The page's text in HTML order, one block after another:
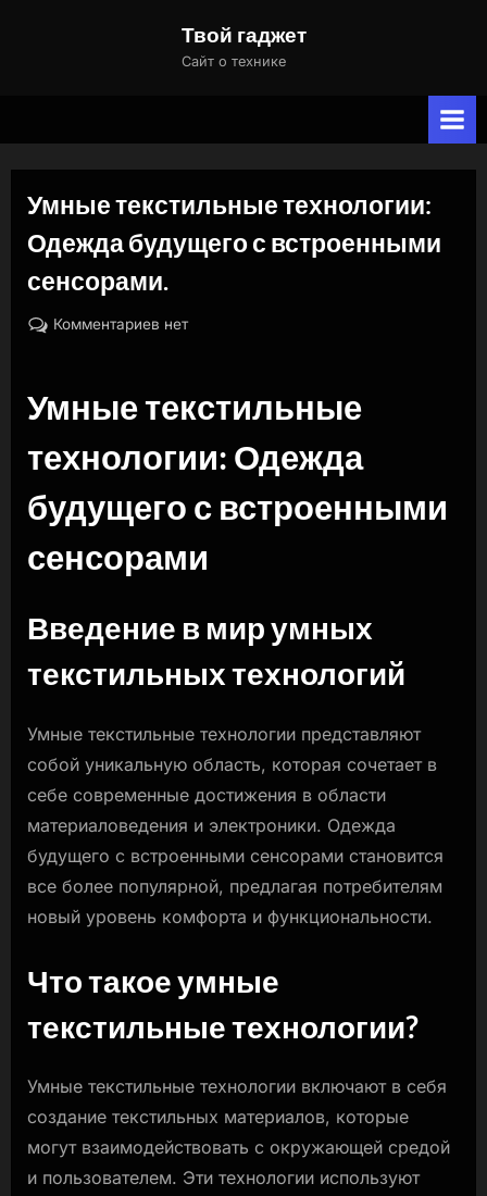
Твой гаджет
Сайт о технике
Умные текстильные технологии:
Одежда будущего с встроенными
сенсорами.
Posted
11.09.2024
By
naslili
Комментариев к
текстильные
технологии:
Одежда
будущего
с
встроенными
сенсорами.
нет
Умные текстильные
технологии: Одежда
будущего с встроенными
сенсорами
Введение в мир умных
текстильных технологий
Умные текстильные технологии представляют
собой уникальную область, которая сочетает в
себе современные достижения в области
материаловедения и электроники. Одежда
будущего с встроенными сенсорами становится
все более популярной, предлагая потребителям
новый уровень комфорта и функциональности.
Что такое умные
текстильные технологии?
Умные текстильные технологии включают в себя
создание текстильных материалов, которые
могут взаимодействовать с окружающей средой
и пользователем. Эти технологии используют